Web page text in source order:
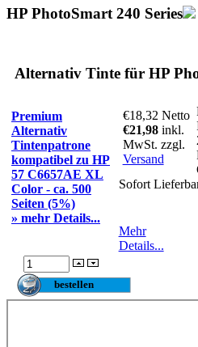
HP PhotoSmart 240 Series
Alternativ Tinte für HP
Premium
Alternativ
Tintenpatrone
kompatibel zu HP
57 C6657AE XL
Color - ca. 500
Seiten (5%)
» mehr Details...
€18,32 Netto
€21,98 inkl.
MwSt. zzgl.
Versand
Sofort
Mehr
Details...